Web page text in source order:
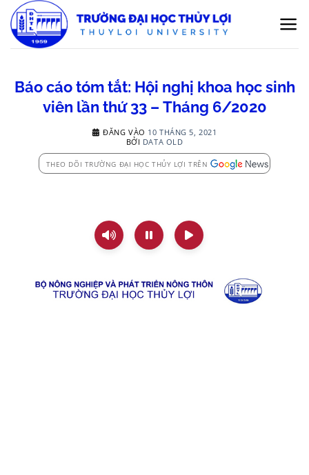
qua
nội
Báo cáo tóm tắt: Hội nghị khoa học sinh
viên lần thứ 33 – Tháng 6/2020
ĐĂNG VÀO 10 THÁNG 5, 2021
BỞI DATA OLD
THEO DÕI TRƯỜNG ĐẠI HỌC THỦY LỢI TRÊN